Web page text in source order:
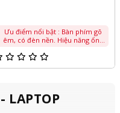
êm, có đèn nền. Hiệu năng ổn
code. Nhiều cổng kết nối:
LAPTOP